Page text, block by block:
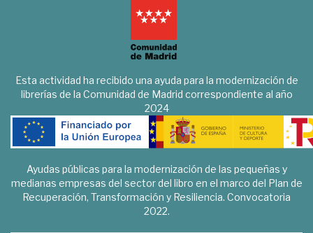
Esta actividad ha recibido una ayuda para la modernización de
librerías de la Comunidad de Madrid correspondiente al año
2024
Ayudas públicas para la modernización de las pequeñas y
medianas empresas del sector del libro en el marco del Plan de
Recuperación, Transformación y Resiliencia. Convocatoria
2022.